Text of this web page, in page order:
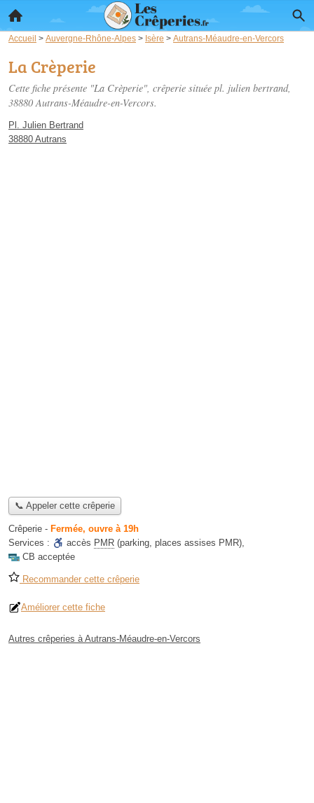
Accueil > Auvergne-Rhône-Alpes > Isère > Autrans-Méaudre-en-Vercors
La Crèperie
Cette fiche présente "La Crèperie", crêperie située pl. julien bertrand,
38880 Autrans-Méaudre-en-Vercors.
Pl. Julien Bertrand
38880 Autrans
📞 Appeler cette crêperie
Crêperie - Fermée, ouvre à 19h
Services :
accès PMR (parking, places assises PMR),
CB acceptée
Recommander cette crêperie
Améliorer cette fiche
Autres crêperies à Autrans-Méaudre-en-Vercors